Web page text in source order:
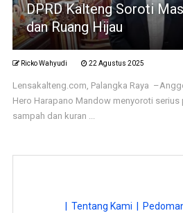
DPRD Kalteng Soroti
dan Ruang Hijau
Ricko Wahyudi 22 Agustus 2025
Lensakalteng.com, Palangka Raya
Hero Harapano Mandow menyoroti
sampah dan kuran ...
| Tentang Kami |